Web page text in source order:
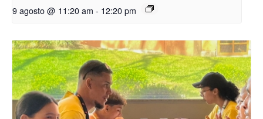
9 agosto @ 11:20 am - 12:20 pm